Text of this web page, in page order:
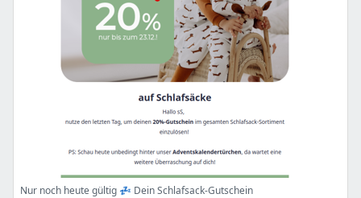
Nur noch heute gültig 💤 Dein Schlafsack-Gutschein